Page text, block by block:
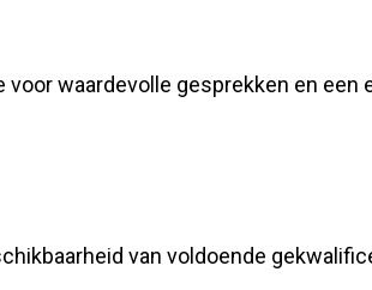
waardevolle gesprekken en een
van voldoende